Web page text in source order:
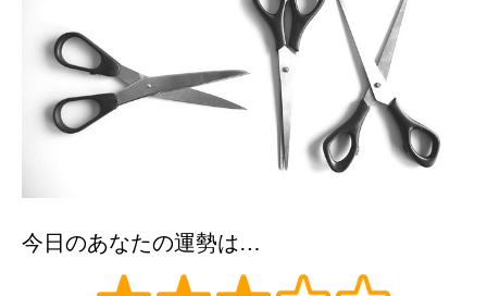
今日のあなたの運勢は…